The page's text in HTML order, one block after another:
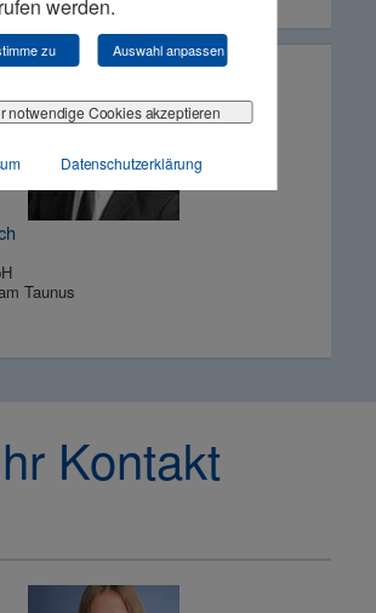
werden.
zu Auswahl anpassen
notwendige Cookies akzeptieren
Datenschutzerklärung
Taunus
Kontakt